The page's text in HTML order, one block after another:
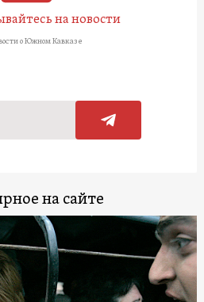
на новости
о Южном Кавказе
на сайте